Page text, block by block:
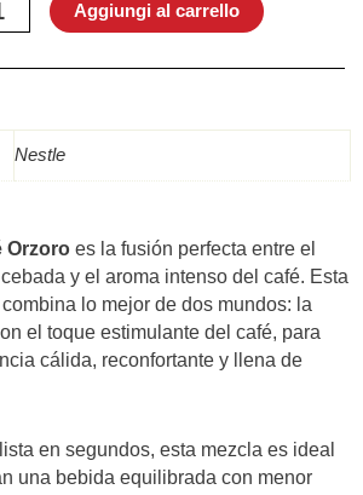
Aggiungi al carrello
Nestle
Orzoro es la fusión perfecta entre el
y el aroma intenso del café. Esta
lo mejor de dos mundos: la
el toque estimulante del café, para
cálida, reconfortante y llena de
en segundos, esta mezcla es ideal
una bebida equilibrada con menor